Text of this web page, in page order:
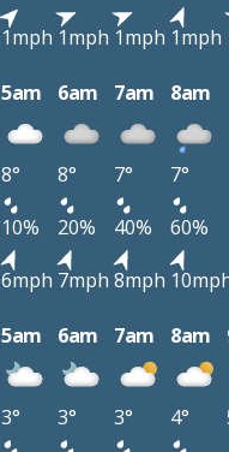
1mph 1mph 1mph 1mph
5am 6am 7am 8am
8° 8° 7°
7°
10% 20% 40%
60%
6mph 7mph 8mph
5am 6am 7am 8am
3° 3° 3° 4°